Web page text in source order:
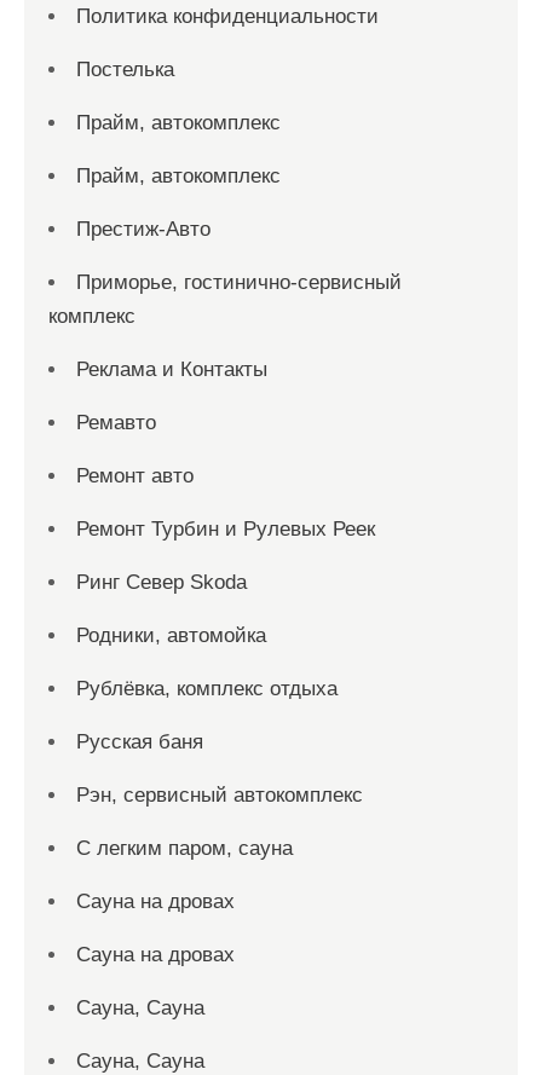
Политика конфиденциальности
Постелька
Прайм, автокомплекс
Прайм, автокомплекс
Престиж-Авто
Приморье, гостинично-сервисный
комплекс
Реклама и Контакты
Ремавто
Ремонт авто
Ремонт Турбин и Рулевых Реек
Ринг Север Skoda
Родники, автомойка
Рублёвка, комплекс отдыха
Русская баня
Рэн, сервисный автокомплекс
С легким паром, сауна
Сауна на дровах
Сауна на дровах
Сауна, Сауна
Сауна, Сауна